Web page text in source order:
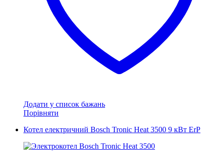
Додати у список бажань
Порівняти
Котел електричний Bosch Tronic Heat 3500 9 кВт ErP